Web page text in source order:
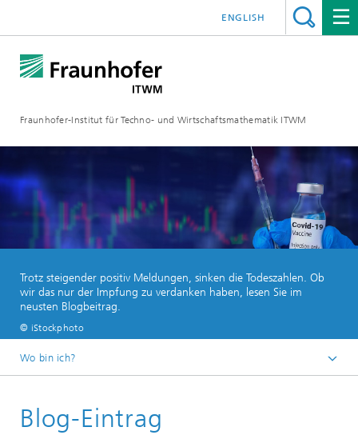
Fraunhofer-Institut für Techno- und Wirtschaftsmathematik ITWM
ENGLISH
Trotz steigender positiv Meldungen, sinken die Todeszahlen. Ob
wir das nur der Impfung zu verdanken haben, lesen Sie im
neusten Blogbeitrag.
© iStockphoto
Wo bin ich?
Abteilungen und Bereiche
Blog-Eintrag